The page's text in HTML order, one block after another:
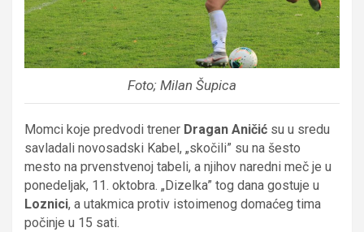
Foto; Milan Šupica
Momci koje predvodi trener Dragan Aničić su u sredu
savladali novosadski Kabel, „skočili” su na šesto
mesto na prvenstvenoj tabeli, a njihov naredni meč je u
ponedeljak, 11. oktobra. „Dizelka” tog dana gostuje u
Loznici, a utakmica protiv istoimenog domaćeg tima
počinje u 15 sati.